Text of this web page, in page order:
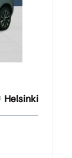
Helsinki